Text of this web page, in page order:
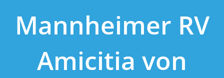
Mannheimer RV
Amicitia von